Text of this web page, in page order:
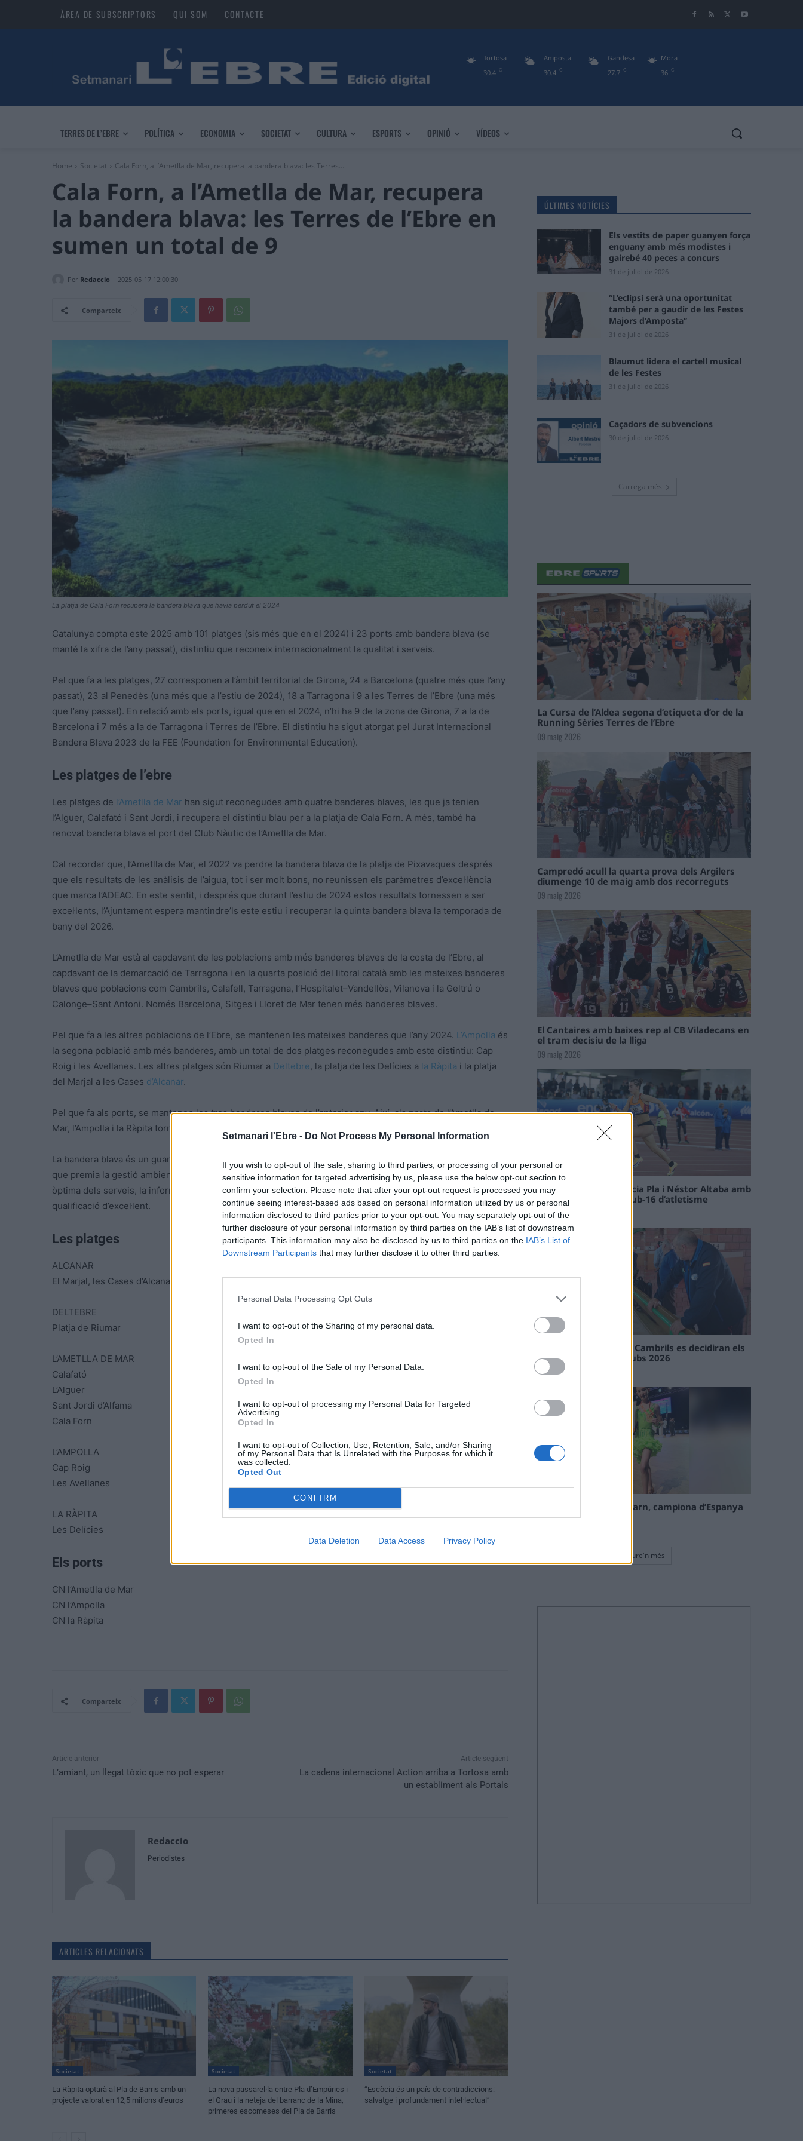
Setmanari l'Ebre - Do Not Process My Personal Information
If you wish to opt-out of the sale, sharing to third parties, or processing of your personal or
sensitive information for targeted advertising by us, please use the below opt-out section to
confirm your selection. Please note that after your opt-out request is processed you may
continue seeing interest-based ads based on personal information utilized by us or personal
information disclosed to third parties prior to your opt-out. You may separately opt-out of the
further disclosure of your personal information by third parties on the IAB’s list of downstream
participants. This information may also be disclosed by us to third parties on the IAB’s List of
Downstream Participants that may further disclose it to other third parties.
Personal Data Processing Opt Outs
I want to opt-out of the Sharing of my personal data.
Opted In
I want to opt-out of the Sale of my Personal Data.
Opted In
I want to opt-out of processing my Personal Data for Targeted
Advertising.
Opted In
I want to opt-out of Collection, Use, Retention, Sale, and/or Sharing
of my Personal Data that Is Unrelated with the Purposes for which it
was collected.
Opted Out
CONFIRM
Data Deletion Data Access Privacy Policy
ÀREA DE SUBSCRIPTORS QUI SOM CONTACTE
30.4 C
Tortosa
30.4 C
Amposta
27.7 C
Gandesa
36 C
Mora
TERRES DE L’EBRE POLÍTICA ECONOMIA SOCIETAT CULTURA ESPORTS OPINIÓ VÍDEOS
Home Societat Cala Forn, a l’Ametlla de Mar, recupera la bandera blava: les Terres...
Cala Forn, a l’Ametlla de Mar, recupera
la bandera blava: les Terres de l’Ebre en
sumen un total de 9
Per Redaccio 2025-05-17 12:00:30
Comparteix
La platja de Cala Forn recupera la bandera blava que havia perdut el 2024
Catalunya compta este 2025 amb 101 platges (sis més que en el 2024) i 23 ports amb bandera blava (se
manté la xifra de l’any passat), distintiu que reconeix internacionalment la qualitat i serveis.
Pel que fa a les platges, 27 corresponen a l’àmbit territorial de Girona, 24 a Barcelona (quatre més que l’any
passat), 23 al Penedès (una més que a l’estiu de 2024), 18 a Tarragona i 9 a les Terres de l’Ebre (una més
que l’any passat). En relació amb els ports, igual que en el 2024, n’hi ha 9 de la zona de Girona, 7 a la de
Barcelona i 7 més a la de Tarragona i Terres de l’Ebre. El distintiu ha sigut atorgat pel Jurat Internacional
Bandera Blava 2023 de la FEE (Foundation for Environmental Education).
Les platges de l’ebre
Les platges de l’Ametlla de Mar han sigut reconegudes amb quatre banderes blaves, les que ja tenien
l’Alguer, Calafató i Sant Jordi, i recupera el distintiu blau per a la platja de Cala Forn. A més, també ha
renovat bandera blava el port del Club Nàutic de l’Ametlla de Mar.
Cal recordar que, l’Ametlla de Mar, el 2022 va perdre la bandera blava de la platja de Pixavaques després
que els resultats de les anàlisis de l’aigua, tot i ser molt bons, no reunissen els paràmetres d’excel·lència
que marca l’ADEAC. En este sentit, i després que durant l’estiu de 2024 estos resultats tornessen a ser
excel·lents, l’Ajuntament espera mantindre’ls este estiu i recuperar la quinta bandera blava la temporada de
bany del 2026.
L’Ametlla de Mar està al capdavant de les poblacions amb més banderes blaves de la costa de l’Ebre, al
capdavant de la demarcació de Tarragona i en la quarta posició del litoral català amb les mateixes banderes
blaves que poblacions com Cambrils, Calafell, Tarragona, l’Hospitalet–Vandellòs, Vilanova i la Geltrú o
Calonge–Sant Antoni. Només Barcelona, Sitges i Lloret de Mar tenen més banderes blaves.
Pel que fa a les altres poblacions de l’Ebre, se mantenen les mateixes banderes que l’any 2024. L’Ampolla és
la segona població amb més banderes, amb un total de dos platges reconegudes amb este distintiu: Cap
Roig i les Avellanes. Les altres platges són Riumar a Deltebre, la platja de les Delícies a la Ràpita i la platja
del Marjal a les Cases d’Alcanar.
Pel que fa als ports, se mantenen les tres banderes blaves de l’anterior any. Així, als ports de l’Ametlla de
Mar, l’Ampolla i la Ràpita torna a onejar este distintiu de qualitat.
La bandera blava és un guardó reconegut internacionalment que s’atorga a 47 països dels cinc continents i
que premia la gestió ambiental, la seguretat de les zones de bany i les seues instal·lacions, la prestació
òptima dels serveis, la informació i l’educació ambiental. Ara bé, la qualitat de l’aigua ha d’haver obtingut la
qualificació d’excel·lent.
Les platges
ALCANAR
El Marjal, les Cases d’Alcanar
DELTEBRE
Platja de Riumar
L’AMETLLA DE MAR
Calafató
L’Alguer
Sant Jordi d’Alfama
Cala Forn
L’AMPOLLA
Cap Roig
Les Avellanes
LA RÀPITA
Les Delícies
Els ports
CN l’Ametlla de Mar
CN l’Ampolla
CN la Ràpita
Comparteix
Article anterior
L’amiant, un llegat tòxic que no pot esperar
Article següent
La cadena internacional Action arriba a Tortosa amb
un establiment als Portals
Redaccio
Periodistes
ARTICLES RELACIONATS
Societat
La Ràpita optarà al Pla de Barris amb un
projecte valorat en 12,5 milions d’euros
Societat
La nova passarel·la entre Pla d’Empúries i
el Grau i la neteja del barranc de la Mina,
primeres escomeses del Pla de Barris
Societat
“Escòcia és un país de contradiccions:
salvatge i profundament intel·lectual”
ÚLTIMES NOTÍCIES
Els vestits de paper guanyen força
enguany amb més modistes i
gairebé 40 peces a concurs
31 de juliol de 2026
“L’eclipsi serà una oportunitat
també per a gaudir de les Festes
Majors d’Amposta”
31 de juliol de 2026
Blaumut lidera el cartell musical
de les Festes
31 de juliol de 2026
Caçadors de subvencions
30 de juliol de 2026
Carrega més
La Cursa de l’Aldea segona d’etiqueta d’or de la
Running Sèries Terres de l’Ebre
09 maig 2026
Campredó acull la quarta prova dels Argilers
diumenge 10 de maig amb dos recorreguts
09 maig 2026
El Cantaires amb baixes rep al CB Viladecans en
el tram decisiu de la lliga
09 maig 2026
Paula Sintorres, Patrícia Pla i Néstor Altaba amb
la selecció catalana sub-16 d’atletisme
08 maig 2026
En les tirades de Flix i Cambrils es decidiran els
campions de l’Interclubs 2026
08 maig 2026
La tortosina Cinta Talarn, campiona d’Espanya
de 10 balls solo júnior
Veure'n més